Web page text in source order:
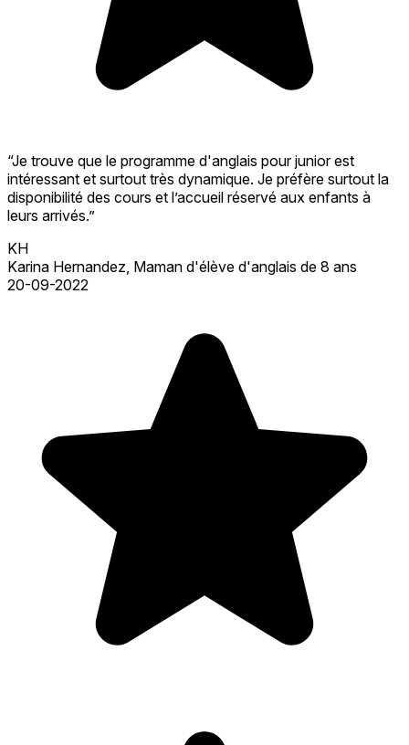
“Je trouve que le programme d'anglais pour junior est
intéressant et surtout très dynamique. Je préfère surtout la
disponibilité des cours et l’accueil réservé aux enfants à
leurs arrivés.”
KH
Karina Hernandez, Maman d'élève d'anglais de 8 ans
20-09-2022